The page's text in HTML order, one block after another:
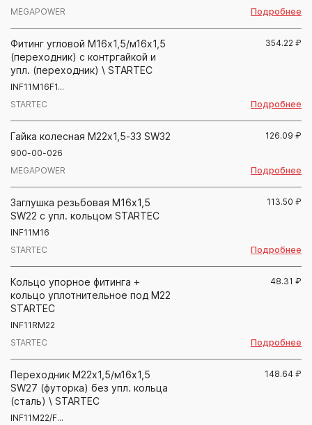
MEGAPOWER
Подробнее
Фитинг угловой М16х1,5/м16х1,5
(переходник) с контргайкой и
упл. (переходник) \ STARTEC
INF11M16F1...
STARTEC
354.22 ₽
Подробнее
Гайка колесная М22х1,5-33 SW32
900-00-026
MEGAPOWER
126.09 ₽
Подробнее
Заглушка резьбовая М16х1,5
SW22 с упл. кольцом STARTEC
INF11M16
STARTEC
113.50 ₽
Подробнее
Кольцо упорное фитинга +
кольцо уплотнительное под М22
STARTEC
INF11RM22
STARTEC
48.31 ₽
Подробнее
Переходник М22х1,5/м16х1,5
SW27 (футорка) без упл. кольца
(сталь) \ STARTEC
INF11M22/F...
148.64 ₽